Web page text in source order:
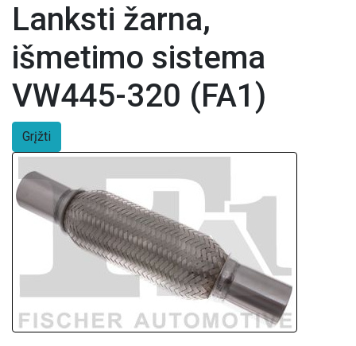
Lanksti žarna,
išmetimo sistema
VW445-320 (FA1)
Grįžti